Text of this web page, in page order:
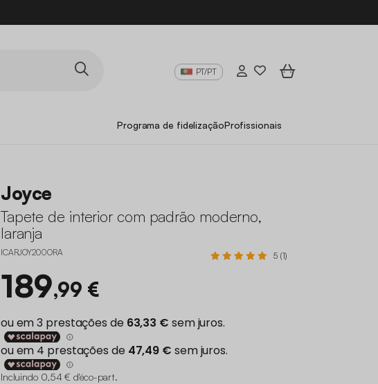
PT/PT
Programa de fidelizaçãoProfissionais
Joyce
Tapete de interior com padrão moderno,
laranja
ICARJOY200ORA 5 (1)
189,99 €
Incluindo 0,54 € d'éco-part.